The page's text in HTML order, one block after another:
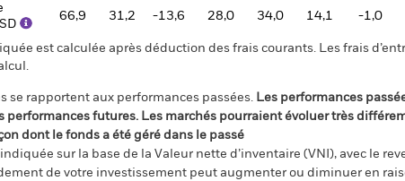
66,9 31,2 -13,6 28,0 34,0 14,1 -1,0
est calculée après déduction des frais courants. Les frais
se rapportent aux performances passées. Les performances
performances futures. Les marchés pourraient évoluer très
dont le fonds a été géré dans le passé
sur la base de la Valeur nette d’inventaire (VNI), avec le
de votre investissement peut augmenter ou diminuer en